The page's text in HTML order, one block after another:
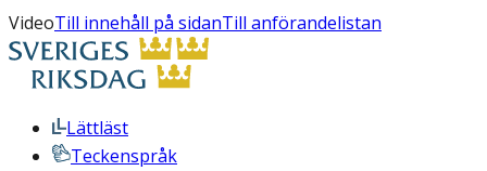
VideoTill innehåll på sidanTill anförandelistan
Lättläst
Teckenspråk